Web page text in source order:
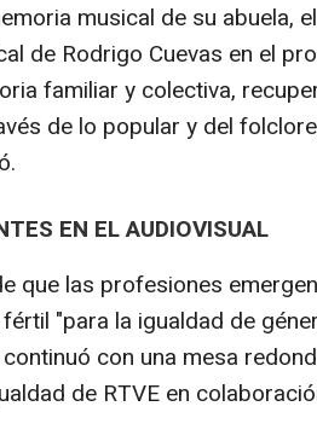
musical de su abuela,
de Rodrigo Cuevas en el
familiar y colectiva,
de lo popular y del
EN EL AUDIOVISUAL
que las profesiones
"para la igualdad de
con una mesa
de RTVE en